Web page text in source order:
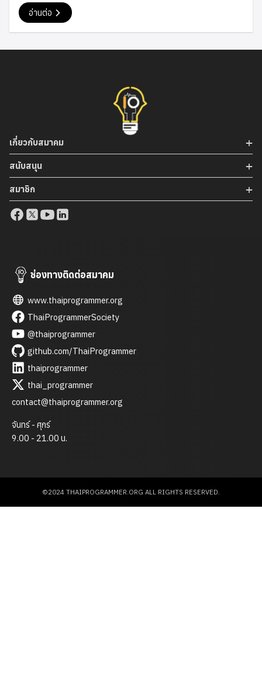
ให้เกิดการต่อยอดนวัตกรรมที่เป็นประโยชน์ต่อสังคมและเศรษฐกิจ
ในอนาคต #TPA #ThaiProgrammer #MOU #TPAPartner
สมาคม, คุณเกรท สรวิศ อุปนายกสมาคม, คุณภูมิ ณัฐนันท์
กรรมการสมาคม และคุณโม กฤษฎา กรรมการสมาคม เข้าร่วมงาน
“AI for Thailand” ซึ่งจัดขึ้นโดย Alibaba Cloud เมื่อวันที่ 9
พฤษภาคม 2568 ณ กรุงเทพ งานดังกล่าวจัดขึ้นเพื่อส่งเสริม
เทคโนโลยีปัญญาประดิษฐ์ หรือ Artificial Intelligence มา
ประยุกต์ใช้ในการพัฒนาโซลูชันดิจิทัล การสร้างนวัตกรรม และการ
ต่อยอดธุรกิจได้อย่างมีประสิทธิภาพ ตอบรับกับทิศทางของ
เศรษฐกิจดิจิทัลที่กำลังเติบโตอย่างรวดเร็วในปัจจุบัน ภายในงานมี
การบรรยายและนำเสนอเนื้อหาจากผู้เชี่ยวชาญของ Alibaba
Cloud ซึ่งได้ถ่ายทอดองค์ความรู้เกี่ยวกับเทคโนโลยี AI ล่าสุด รวม
ถึงแนวโน้มการพัฒนาแพลตฟอร์ม AI และบริการด้าน Cloud ที่
กำลังมีบทบาทสำคัญในระดับโลก นอกจากนี้ยังมีการนำเสนอกรณี
ศึกษาการประยุกต์ใช้ AI ในหลากหลายอุตสาหกรรม เช่น […]
อ่านต่อ
เกี่ยวกับสมาคม
สนับสนุน
สมาชิก
ช่องทางติดต่อสมาคม
www.thaiprogrammer.org
ThaiProgrammerSociety
@thaiprogrammer
github.com/ThaiProgrammer
thaiprogrammer
thai_programmer
contact@thaiprogrammer.org
จันทร์ - ศุกร์
9.00 - 21.00 น.
©2024 THAIPROGRAMMER.ORG ALL RIGHTS RESERVED.